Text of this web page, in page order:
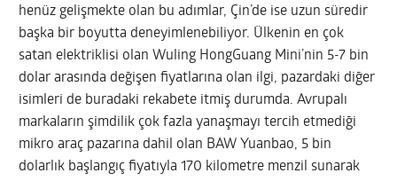
henüz gelişmekte olan bu adımlar, Çin’de ise uzun süredir
başka bir boyutta deneyimlenebiliyor. Ülkenin en çok
satan elektriklisi olan Wuling HongGuang Mini’nin 5-7 bin
dolar arasında değişen fiyatlarına olan ilgi, pazardaki diğer
isimleri de buradaki rekabete itmiş durumda. Avrupalı
markaların şimdilik çok fazla yanaşmayı tercih etmediği
mikro araç pazarına dahil olan BAW Yuanbao, 5 bin
dolarlık başlangıç fiyatıyla 170 kilometre menzil sunarak